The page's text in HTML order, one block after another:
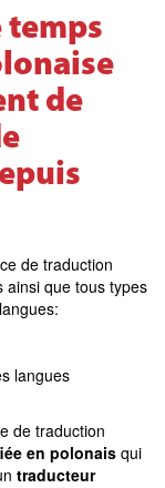
temps
de
de traduction
ainsi que tous types
langues
de traduction
en polonaisqui
traducteur